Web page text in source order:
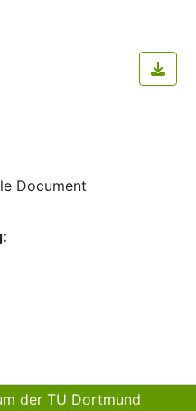
Document
der TU Dortmund